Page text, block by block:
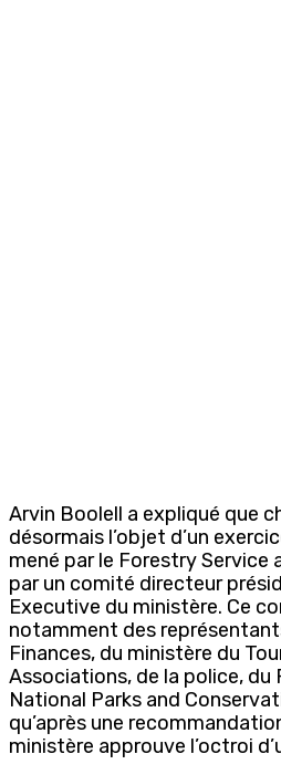
Arvin Boolell a expliqué que
désormais l’objet d’un
mené par le Forestry Service
par un comité directeur
Executive du ministère. Ce
notamment des
Finances, du ministère du
Associations, de la police, du
National Parks and
qu’après une
ministère approuve l’octroi